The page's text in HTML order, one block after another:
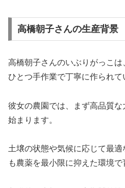
高橋朝子さんの生産背景
高橋朝子さんのいぶりがっこ
ひとつ手作業で丁寧に作られて
彼女の農園では、まず高品質
始まります。
土壌の状態や気候に応じて最
も農薬を最小限に抑えた環境で